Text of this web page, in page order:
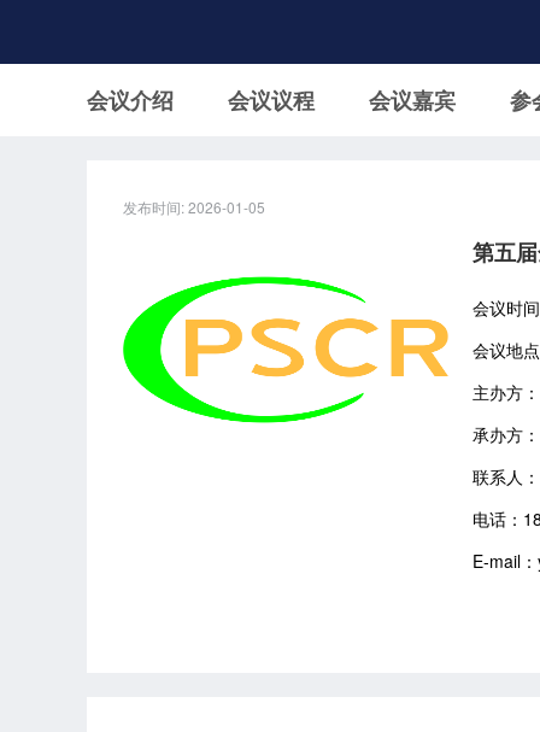
会议介绍 会议议程 会议嘉宾 参
发布时间: 2026-01-05
第五
会议时
会议地
主办方
承办方
联系人
电话：
E-mail